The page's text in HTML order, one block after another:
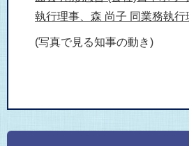
執行理事、森 尚子 同業務執行
(写真で見る知事の動き)